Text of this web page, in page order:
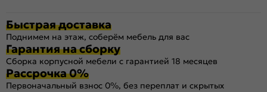
Быстрая доставка
Поднимем на этаж, соберём мебель для вас
Гарантия на сборку
Сборка корпусной мебели с гарантией 18 месяцев
Рассрочка 0%
Первоначальный взнос 0%, без переплат и скрытых